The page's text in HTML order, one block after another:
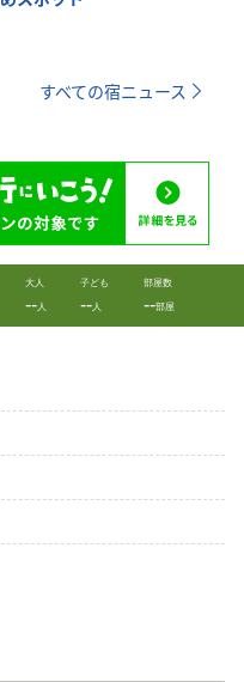
すべての宿ニュース
大人
--人
子ども
--人
部屋数
--部屋